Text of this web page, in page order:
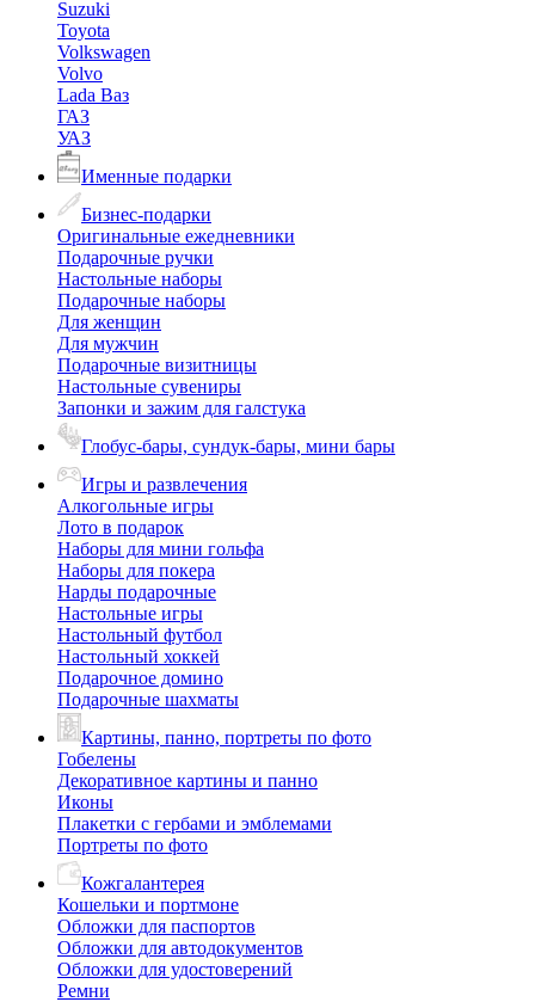
Suzuki
Toyota
Volkswagen
Volvo
Lada Ваз
ГАЗ
УАЗ
Именные подарки
Бизнес-подарки
Оригинальные ежедневники
Подарочные ручки
Настольные наборы
Подарочные наборы
Для женщин
Для мужчин
Подарочные визитницы
Настольные сувениры
Запонки и зажим для галстука
Глобус-бары, сундук-бары, мини бары
Игры и развлечения
Алкогольные игры
Лото в подарок
Наборы для мини гольфа
Наборы для покера
Нарды подарочные
Настольные игры
Настольный футбол
Настольный хоккей
Подарочное домино
Подарочные шахматы
Картины, панно, портреты по фото
Гобелены
Декоративное картины и панно
Иконы
Плакетки с гербами и эмблемами
Портреты по фото
Кожгалантерея
Кошельки и портмоне
Обложки для паспортов
Обложки для автодокументов
Обложки для удостоверений
Ремни